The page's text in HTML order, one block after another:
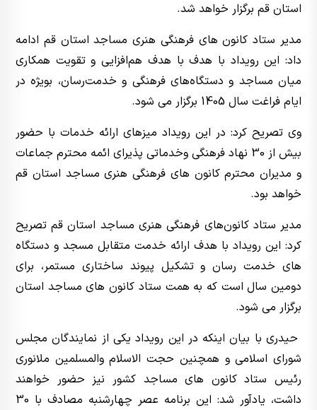
استان قم برگزار خواهد شد.
مدیر ستاد کانون های فرهنگی هنری مساجد استان قم ادامه
داد: این رویداد با هدف با هدف هم‌افزایی و تقویت همکاری
میان مساجد و دستگاه‌های فرهنگی و خدمت‌رسان، بویژه در
ایام فراغت سال 1405 برگزار می شود.
وی تصریح کرد: در این رویداد میزهای ارائه خدمات با حضور
بیش از 30 نهاد فرهنگی وخدماتی پذیرای ائمه محترم جماعات
و مدیران محترم کانون های فرهنگی هنری مساجد استان قم
خواهد بود.
مدیر ستاد کانون‌های فرهنگی هنری مساجد استان قم تصریح
کرد: این رویداد با هدف ارائه خدمت متقابل مسجد و دستگاه
های خدمت رسان و تشکیل پیوند ساختاری مستمر، برای
دومین سال است که به همت ستاد کانون های مساجد استان
برگزار می شود.
حیدری با بیان اینکه در این رویداد یکی از نمایندگان مجلس
شورای اسلامی و همچنین حجت الاسلام والمسلمین ملانوری
رئیس ستاد کانون های مساجد کشور نیز حضور خواهند
داشت، یادآور شد: این برنامه عصر چهارشنبه مصادف با 30